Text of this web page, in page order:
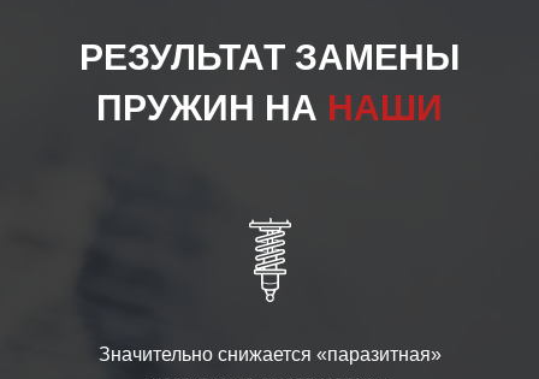
РЕЗУЛЬТАТ ЗАМЕНЫ
ПРУЖИН НА НАШИ
Значительно снижается «паразитная»